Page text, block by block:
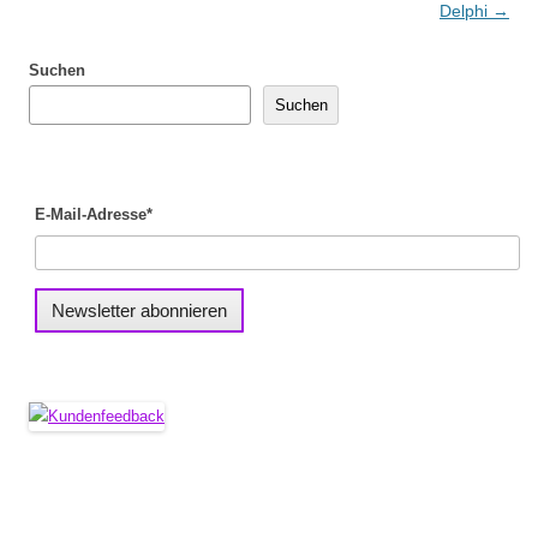
Delphi →
Suchen
Suchen
E-Mail-Adresse*